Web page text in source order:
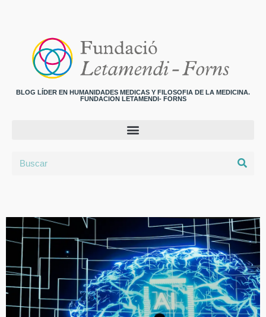
BLOG LÍDER EN HUMANIDADES MEDICAS Y FILOSOFIA DE LA MEDICINA.
FUNDACION LETAMENDI- FORNS